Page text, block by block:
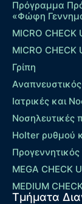
Πρόγραμμα
«Φώφη
MICRO
MICRO
Γρίπη
Ιατρικές και
Νοσηλευτικές
Holter ρυθμού
MEGA CHECK
MEDIUM
Τμήματα